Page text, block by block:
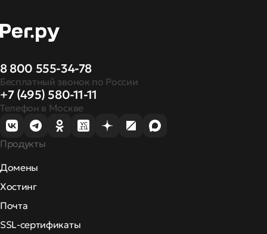
8 800 555-34-78
Бесплатный звонок по России
+7 (495) 580-11-11
Телефон в Москве
Продукты
Домены
Хостинг
Почта
SSL-сертификаты